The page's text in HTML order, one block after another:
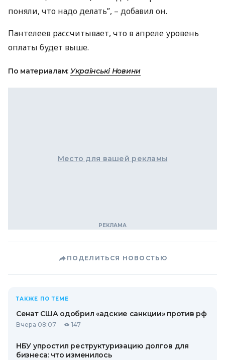
поняли, что надо делать”, – добавил он.
Пантелеев рассчитывает, что в апреле уровень
оплаты будет выше.
По материалам: Українські Новини
Место для вашей рекламы
ПОДЕЛИТЬСЯ НОВОСТЬЮ
ТАКЖЕ ПО ТЕМЕ
Сенат США одобрил «адские санкции» против рф
Вчера 08:07 147
НБУ упростил реструктуризацию долгов для
бизнеса: что изменилось